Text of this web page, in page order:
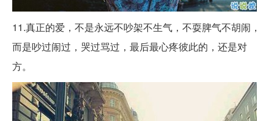
11.真正的爱，不是永远不吵架不生气，不耍脾气不胡闹，
而是吵过闹过，哭过骂过，最后最心疼彼此的，还是对
方。 ​​​​